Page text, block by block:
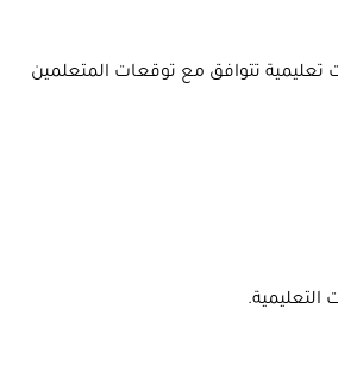
تعليمية تتوافق مع توقعات المتعلمين